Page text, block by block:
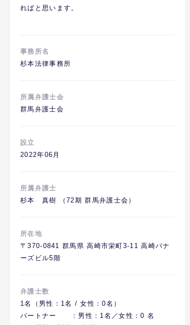
ればと思います。
事務所名
杉本法律事務所
所属弁護士会
群馬弁護士会
設立
2022年06月
所属弁護士
杉本 真樹 （72期 群馬弁護士会）
所在地
〒370-0841 群馬県 高崎市栄町3-11 高崎バナ
ーズビル5階
弁護士数
1名（男性：1名 / 女性：0名）
パートナー ：男性：1名／女性：0 名